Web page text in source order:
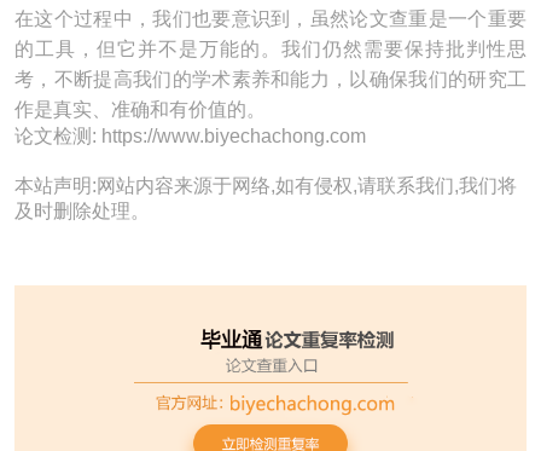
在这个过程中，我们也要意识到，虽然论文查重是一个重要
的工具，但它并不是万能的。我们仍然需要保持批判性思
考，不断提高我们的学术素养和能力，以确保我们的研究工
作是真实、准确和有价值的。
论文检测: https://www.biyechachong.com
本站声明:网站内容来源于网络,如有侵权,请联系我们,我们将
及时删除处理。